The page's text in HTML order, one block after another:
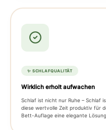
✨ SCHLAFQUALITÄT
Wirklich erholt aufwachen
Schlaf ist nicht nur Ruhe – Schlaf
diese wertvolle Zeit produktiv für
Bett-Auflage eine elegante Lösung.